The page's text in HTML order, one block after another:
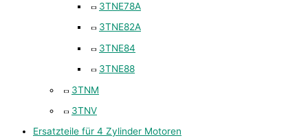
3TNE78A
3TNE82A
3TNE84
3TNE88
3TNM
3TNV
Ersatzteile für 4 Zylinder Motoren